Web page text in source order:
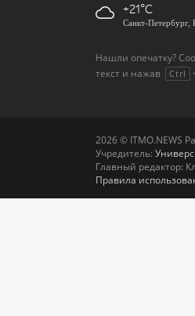
+21
Санкт-Петербург,
Нашли опечатку?
текст и нажав
Ctrl
2026 © ITMO.NEWS
Учредитель:
Главный редактор:
Правила